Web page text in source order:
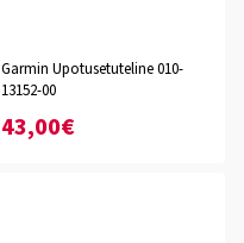
Garmin Upotusetuteline 010-
13152-00
43,00€